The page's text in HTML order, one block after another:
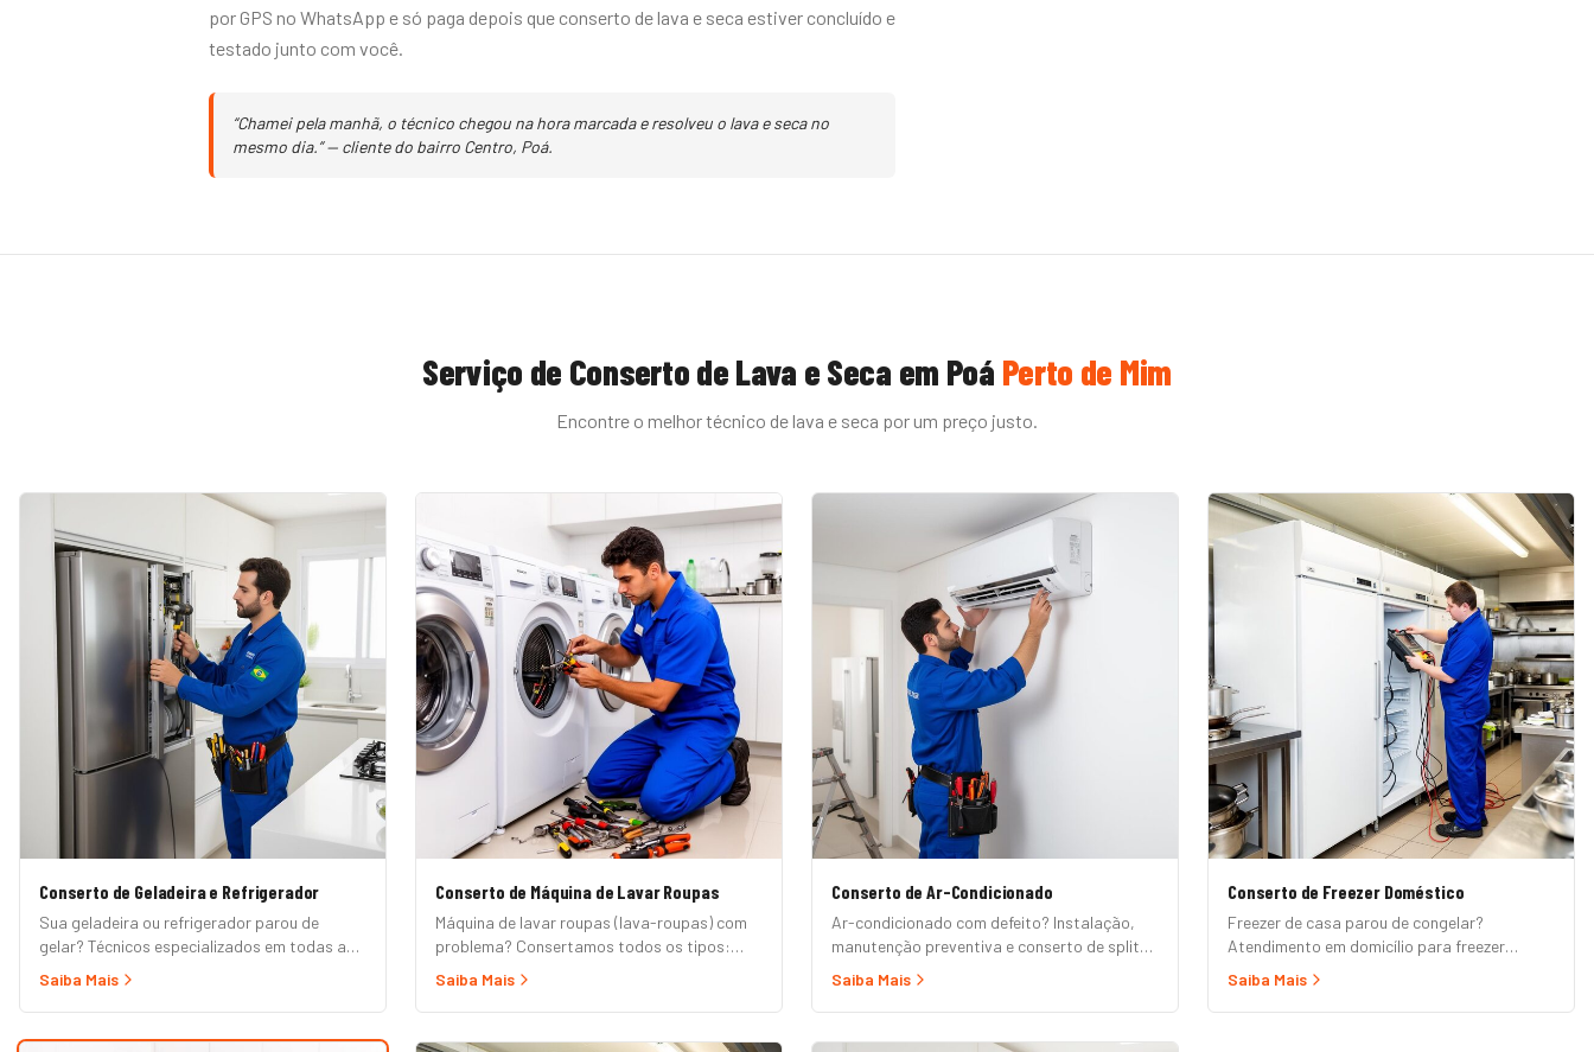
por GPS no WhatsApp e só paga depois que conserto de lava e seca estiver concluído e
testado junto com você.
“Chamei pela manhã, o técnico chegou na hora marcada e resolveu o lava e seca no
mesmo dia.” — cliente do bairro Centro, Poá.
Serviço de Conserto de Lava e Seca em Poá Perto de Mim
Encontre o melhor técnico de lava e seca por um preço justo.
Conserto de Geladeira e Refrigerador
Sua geladeira ou refrigerador parou de
gelar? Técnicos especializados em todas as
marcas e modelos: Frost Free, Duplex, Side
Atendimento em domicílio com orçamento
grátis.
Saiba Mais
Conserto de Máquina de Lavar Roupas
Máquina de lavar roupas (lava-roupas) com
problema? Consertamos todos os tipos:
lavadora automática, semi-automática,
Marcas Brastemp, Consul, Electrolux,
Samsung, LG, Midea, Philco, Continental e
Saiba Mais
Conserto de Ar-Condicionado
Ar-condicionado com defeito? Instalação,
manutenção preventiva e conserto de splits
e modelos convencionais.
Saiba Mais
Conserto de Freezer Doméstico
Freezer de casa parou de congelar?
Atendimento em domicílio para freezer
horizontal (tipo baú), vertical e frigobar das
Esmaltec, Philco e Midea. Orçamento grátis e
Saiba Mais